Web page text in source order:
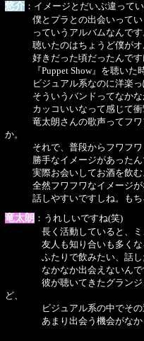
悠介 ：イメージとだいぶ違って
僕とプラとの出会いっていう
っていうアルバムなんです
聴いたのはちょうど僕がオ
好きだった頃だったんです
『Puppet Show』を聴いた時
ビジュアル系なのに洋楽っぽ
そういうバンドってなかな
カッコいいなって感じて衝撃
竜太朗さんの歌声ってフワフ
か。
それで、普段からフワフワ
勝手なイメージがあったん
実際お会いしてお酒を飲むよ
全然フワフワなイメージがな
話しやすいですしね。もちろ
竜太朗 ：うれしいですね(笑)
長く活動していると、ミ
友人も知り合いも多くなる
ふたりで飲みたい、話した
なかなか出会えないんで
彼が聴いてきたグランジと
ど、
ビジュアル系の中でその辺
あまり出会う機会がなかっ